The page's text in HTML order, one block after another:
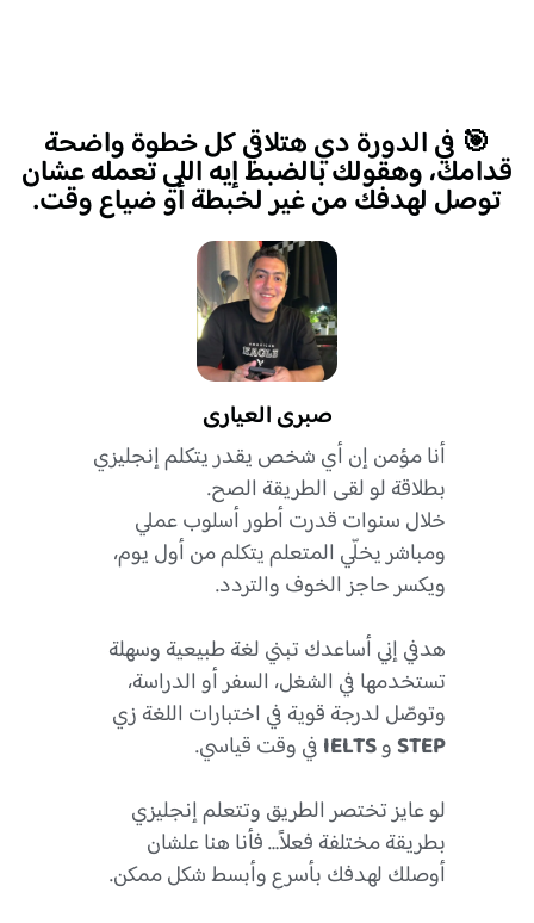
🎯 في الدورة دي هتلاقي كل خطوة واضحة
قدامك، وهقولك بالضبط إيه اللي تعمله عشان
توصل لهدفك من غير لخبطة أو ضياع وقت.
صبرى العيارى
أنا مؤمن إن أي شخص يقدر يتكلم إنجليزي
بطلاقة لو لقى الطريقة الصح.
خلال سنوات قدرت أطور أسلوب عملي
ومباشر يخلّي المتعلم يتكلم من أول يوم،
ويكسر حاجز الخوف والتردد.
هدفي إني أساعدك تبني لغة طبيعية وسهلة
تستخدمها في الشغل، السفر أو الدراسة،
وتوصّل لدرجة قوية في اختبارات اللغة زي
STEPوIELTSفي وقت قياسي.
لو عايز تختصر الطريق وتتعلم إنجليزي
بطريقة مختلفة فعلاً… فأنا هنا علشان
أوصلك لهدفك بأسرع وأبسط شكل ممكن.